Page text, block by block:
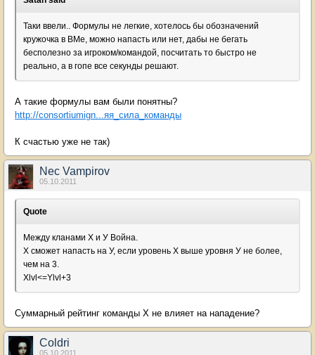
Таки ввели.. Формулы не легкие, хотелось бы обозначений
кружочка в ВМе, можно напасть или нет, дабы не бегать
бесполезно за игроком/командой, посчитать то быстро не
реально, а в гопе все секунды решают.
А такие формулы вам были понятны?
http://consortiumign...яя_сила_команды
К счастью уже не так)
Nec Vampirov
05.10.2011
Quote
Между кланами Х и У Война.
Х сможет напасть на У, если уровень Х выше уровня У не более,
чем на 3.
Xlvl<=Ylvl+3
Суммарный рейтинг команды X не влияет на нападение?
Coldri
05.10.2011